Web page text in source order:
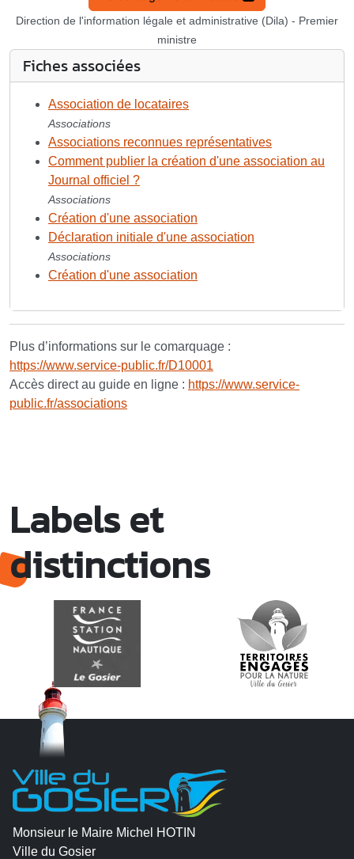
Direction de l'information légale et administrative (Dila) - Premier
ministre
Fiches associées
Association de locataires
Associations
Associations reconnues représentatives
Comment publier la création d'une association au
Journal officiel ?
Associations
Création d'une association
Déclaration initiale d'une association
Associations
Création d'une association
Plus d’informations sur le comarquage :
https://www.service-public.fr/D10001
Accès direct au guide en ligne : https://www.service-
public.fr/associations
Labels et
distinctions
Monsieur le Maire Michel HOTIN
Ville du Gosier